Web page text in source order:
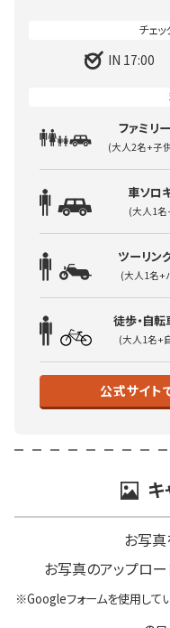
IN 17:00
ファミリ
(大人2名+子
車ソロ
(大人1
ツーリン
(大人1名+
徒歩・自転
(大人1名+
公式サイト
お写真
お写真のアップロー
※Googleフォームを使用して